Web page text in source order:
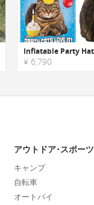
¥ 6,790
アウトドア･スポーツ
キャンプ
自転車
オートバイ